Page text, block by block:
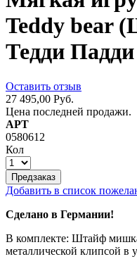
Teddy bear
Тедди
Оставить отзыв
27 495,00 Руб.
Цена последней продажи.
АРТ
0580612
Кол
Предзаказ
Добавить в список
Сделано в Германии!
В комплекте: Штайф
металлической клипсой